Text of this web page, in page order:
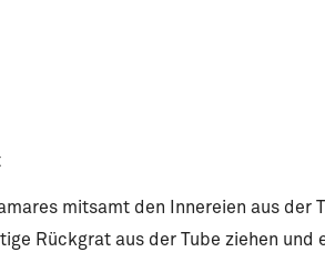
mitsamt den Innereien aus der
Rückgrat aus der Tube ziehen und